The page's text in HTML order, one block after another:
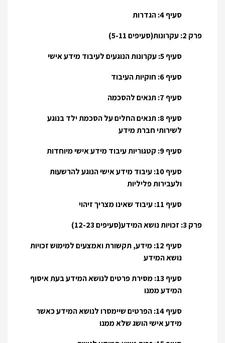
סעיף 4: הגדרות
פרק 2: עקרונות(סעיפים 5-11)
סעיף 5: עקרונות הנוגעים לעיבוד מידע אישי
סעיף 6: חוקיות העיבוד
סעיף 7: תנאים להסכמה
סעיף 8: תנאים החלים על הסכמת ילד בנוגע
לשירותי חברת מידע
סעיף 9: קטגוריות עיבוד מידע אישי מיוחדות
סעיף 10: עיבוד מידע אישי הנוגע להרשעות
ולעבירות פליליות
סעיף 11: עיבוד שאינו מצריך זיהוי
פרק 3: זכויות נושא המידע(סעיפים 12-23)
סעיף 12: מידע, תקשורת ואמצעים למימוש זכויות
נושא המידע
סעיף 13: מסירת פרטים לנושא המידע בעת איסוף
המידע ממנו
סעיף 14: הפרטים שיימסרו לנושא המידע כאשר
מידע אישי הושג שלא ממנו